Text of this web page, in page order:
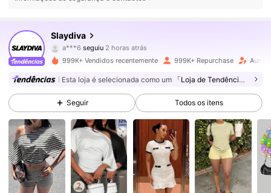
Slaydiva
a***6 seguiu 2 horas atrás
está a navegar
4,85
1.1M Seguidores
4,85 1.1M Seguidores
4,85 1.1M Seguidores
4,85 1.1M Seguidores
999K+ Vendidos recentemente 999K+ Repurchase
Esta loja é selecionada como um 「Loja de Tendências」
Seguir Todos os itens